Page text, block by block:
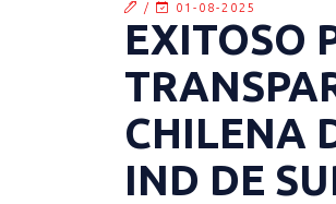
/ 01-08-2025
EXITOSO
CHILENA
IND DE